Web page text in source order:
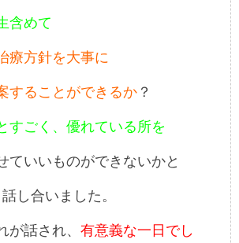
含めて
療方針を大事に
することができるか ？
すごく、優れている所を
ていいものができないかと
し合いました。
が話され、 有意義な一日でし